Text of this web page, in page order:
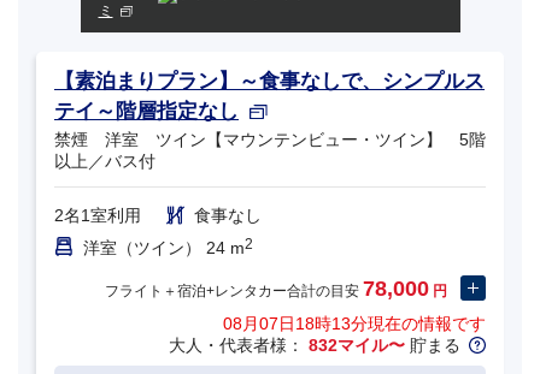
ミ
【素泊まりプラン】～食事なしで、シンプルス
テイ～階層指定なし
禁煙 洋室 ツイン【マウンテンビュー・ツイン】 5階
以上／バス付
2名1室利用
食事なし
洋室（ツイン） 24 m2
フライト＋宿泊+レンタカー合計の目安 78,000 円
08月07日18時13分現在の情報です
大人・代表者様： 832マイル〜 貯まる